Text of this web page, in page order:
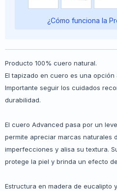
¿Cómo funciona la
Producto 100% cuero natural.
El tapizado en cuero es una opción
Importante seguir los cuidados
durabilidad.
El cuero Advanced pasa por un
permite apreciar marcas naturales
imperfecciones y alisa su textura.
protege la piel y brinda un efecto
Estructura en madera de eucalipto